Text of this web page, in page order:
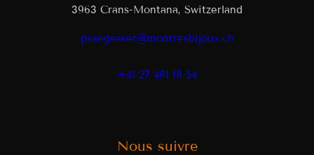
3963 Crans-Montana, Switzerland
psaegesser@montresbijoux.ch
+41 27 481 18 54
Nous suivre